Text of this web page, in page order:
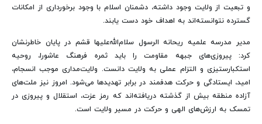
و تبعیت از ولایت وجود داشته، دشمنان اسلام با وجود برخورداری از امکانات
گسترده نتوانسته‌اند به اهداف خود دست یابند.
مدیر مدرسه علمیه ریحانه الرسول سلام‌الله‌علیها قشم در پایان خاطرنشان
کرد: پیروزی‌های جبهه مقاومت را باید ثمره فرهنگ عاشورا، روحیه
استکبارستیزی و التزام عملی به ولایت دانست. ولایت‌مداری موجب انسجام،
امید، ایستادگی و حرکت هدفمند در برابر تهدیدها می‌شود. امروز نیز ملت‌های
آزاده منطقه بیش از گذشته دریافته‌اند که رمز عزت، استقلال و پیروزی در
تمسک به ارزش‌های الهی و حرکت در مسیر ولایت است.